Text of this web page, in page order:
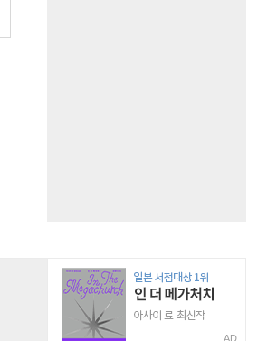
AD